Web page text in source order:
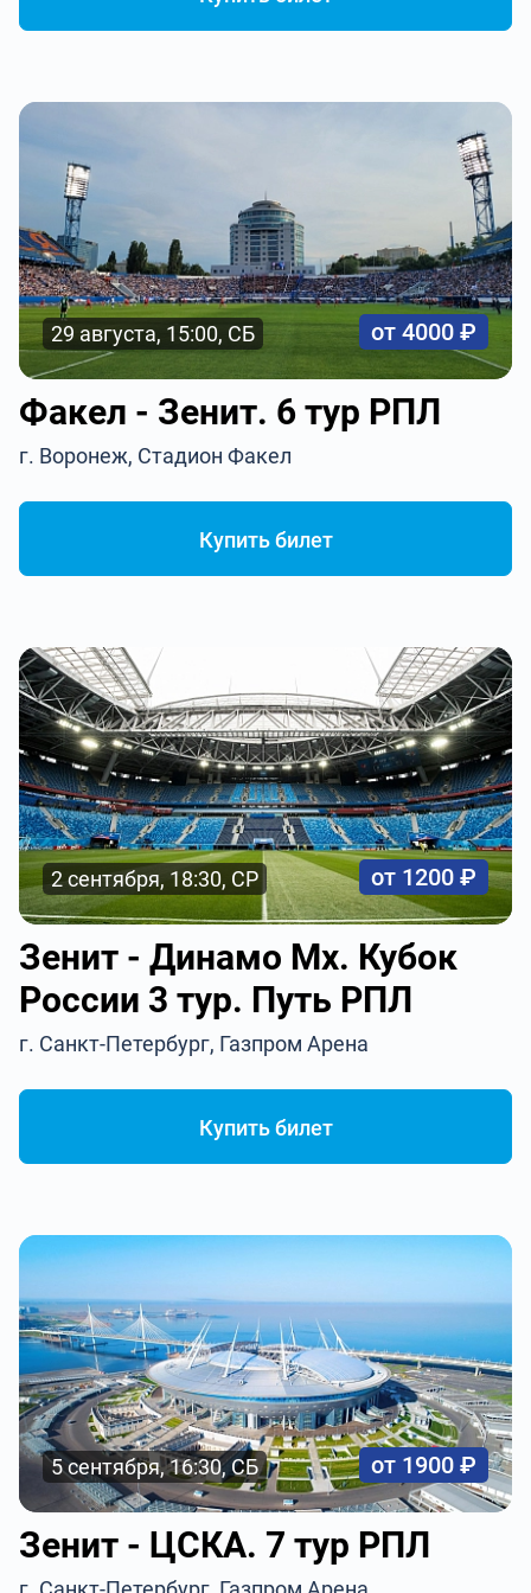
29 августа, 15:00, СБ от 4000 ₽
Факел - Зенит. 6 тур РПЛ
г. Воронеж, Стадион Факел
Купить билет
2 сентября, 18:30, СР от 1200 ₽
Зенит - Динамо Мх. Кубок
России 3 тур. Путь РПЛ
г. Санкт-Петербург, Газпром Арена
Купить билет
5 сентября, 16:30, СБ от 1900 ₽
Зенит - ЦСКА. 7 тур РПЛ